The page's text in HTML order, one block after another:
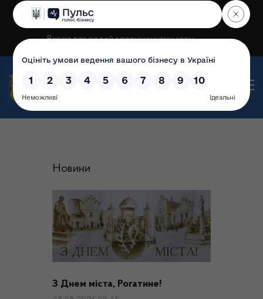
+380 (3435) 2-23-60
Версія для людей з порушеннями зору
Рогатинська міська рада
Офіційний сайт
Новини
З Днем міста, Рогатине!